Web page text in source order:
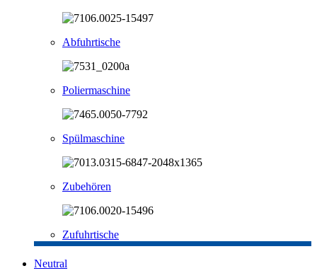
Abfuhrtische
Poliermaschine
Spülmaschine
Zubehören
Zufuhrtische
Neutral